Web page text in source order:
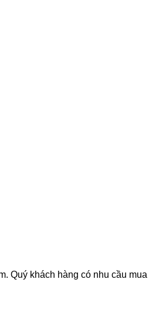
Quý khách hàng có nhu cầu mua